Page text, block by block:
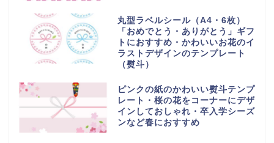
丸型ラベルシール（A4・6枚）
「おめでとう・ありがとう」ギフ
トにおすすめ・かわいいお花のイ
ラストデザインのテンプレート
（熨斗）
ピンクの紙のかわいい熨斗テンプ
レート・桜の花をコーナーにデザ
インしておしゃれ・卒入学シーズ
ンなど春におすすめ